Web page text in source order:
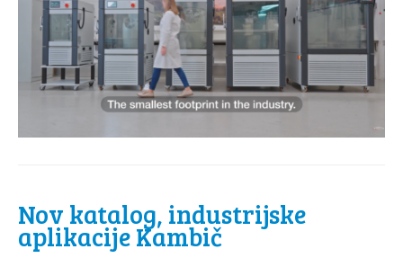
Nov katalog, industrijske
aplikacije Kambič